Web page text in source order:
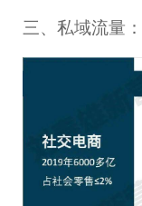
三、私域流量